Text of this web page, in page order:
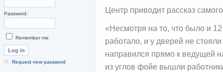
Центр приводит рассказ
«Несмотря на то, что было и
работало, и у дверей не
направился прямо к ведущей
из углов фойе вышли
Password:
Remember me
Request new password